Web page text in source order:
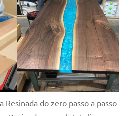
Resinada do zero passo a passo